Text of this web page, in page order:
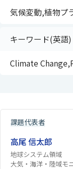
気候変動,植物プ
キーワード(英語)
Climate
課題代表者
高尾 信太郎
地球システム領域
大気・海洋・陸域モ